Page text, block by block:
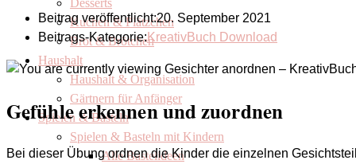
Desserts
Kuchen & Plätzchen
Brot & Brötchen
Haushalt
Haushalt & Organisation
Gärtnern für Anfänger
Spielen & Basteln
Spielen & Basteln mit Kindern
Alle Bastelideen
Beitrag veröffentlicht:20. September 2021
Beitrags-Kategorie:KreativBuch Download
Gefühle erkennen und zuordnen
Bei dieser Übung ordnen die Kinder die einzelnen